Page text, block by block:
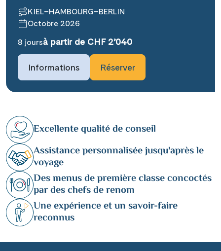
KIEL–HAMBOURG–BERLIN
Octobre 2026
8 joursà partir de CHF 2’040
Informations Réserver
Excellente qualité de conseil
Assistance personnalisée jusqu'après le
voyage
Des menus de première classe concoctés
par des chefs de renom
Une expérience et un savoir-faire
reconnus